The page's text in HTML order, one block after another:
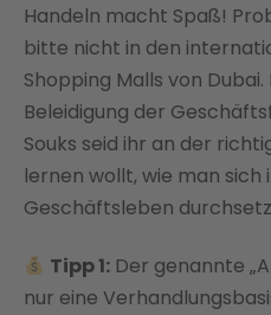
Handeln macht Spaß!
bitte nicht in den
Shopping Malls von
Beleidigung der
Souks seid ihr an der
lernen wollt, wie man
Geschäftsleben
Tipp 1: Der genannte
nur eine